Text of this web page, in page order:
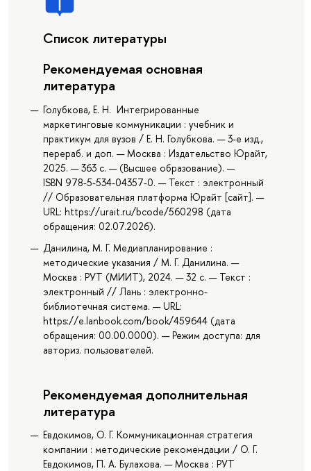
Список литературы
Рекомендуемая основная
литература
Голубкова, Е. Н. Интегрированные
маркетинговые коммуникации : учебник и
практикум для вузов / Е. Н. Голубкова. — 3-е изд.,
перераб. и доп. — Москва : Издательство Юрайт,
2025. — 363 с. — (Высшее образование). —
ISBN 978-5-534-04357-0. — Текст : электронный
// Образовательная платформа Юрайт [сайт]. —
URL: https://urait.ru/bcode/560298 (дата
обращения: 02.07.2026).
Данилина, М. Г. Медиапланирование :
методические указания / М. Г. Данилина. —
Москва : РУТ (МИИТ), 2024. — 32 с. — Текст :
электронный // Лань : электронно-
библиотечная система. — URL:
https://e.lanbook.com/book/459644 (дата
обращения: 00.00.0000). — Режим доступа: для
авториз. пользователей.
Рекомендуемая дополнительная
литература
Евдокимов, О. Г. Коммуникационная стратегия
компании : методические рекомендации / О. Г.
Евдокимов, П. А. Булахова. — Москва : РУТ